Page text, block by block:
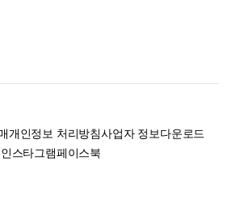
개인정보 처리방침사업자 정보다운로드
인스타그램페이스북